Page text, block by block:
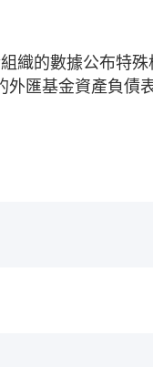
織的數據公布特殊
外匯基金資產負債